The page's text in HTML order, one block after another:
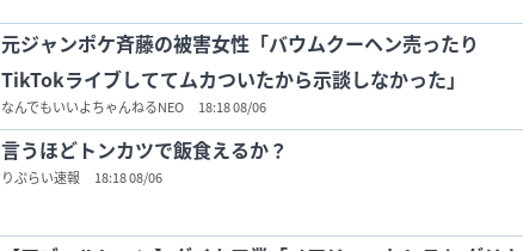
元ジャンポケ斉藤の被害女性「バウムクーヘン売ったり
TikTokライブしててムカついたから示談しなかった」
なんでもいいよちゃんねるNEO 18:18 08/06
言うほどトンカツで飯食えるか？
りぷらい速報 18:18 08/06